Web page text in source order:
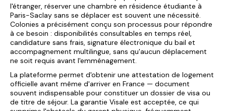
l'étranger, réserver une chambre en résidence étudiante à
Paris-Saclay sans se déplacer est souvent une nécessité.
Colonies a précisément conçu son processus pour répondre
à ce besoin : disponibilités consultables en temps réel,
candidature sans frais, signature électronique du bail et
accompagnement multilingue, sans qu'aucun déplacement
ne soit requis avant l'emménagement.
La plateforme permet d'obtenir une attestation de logement
officielle avant même d'arriver en France — document
souvent indispensable pour constituer un dossier de visa ou
de titre de séjour. La garantie Visale est acceptée, ce qui